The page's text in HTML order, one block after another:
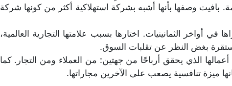
بافيت وصفها بأنها أشبه بشركة استهلاكية أكثر من كونها شركة
في أواخر الثمانينيات. اختارها بسبب علامتها التجارية العالمية،
بغض النظر عن تقلبات السوق.
الذي يحقق أرباحًا من جهتين: من العملاء ومن التجار. كما
ميزة تنافسية يصعب على الآخرين مجاراتها.